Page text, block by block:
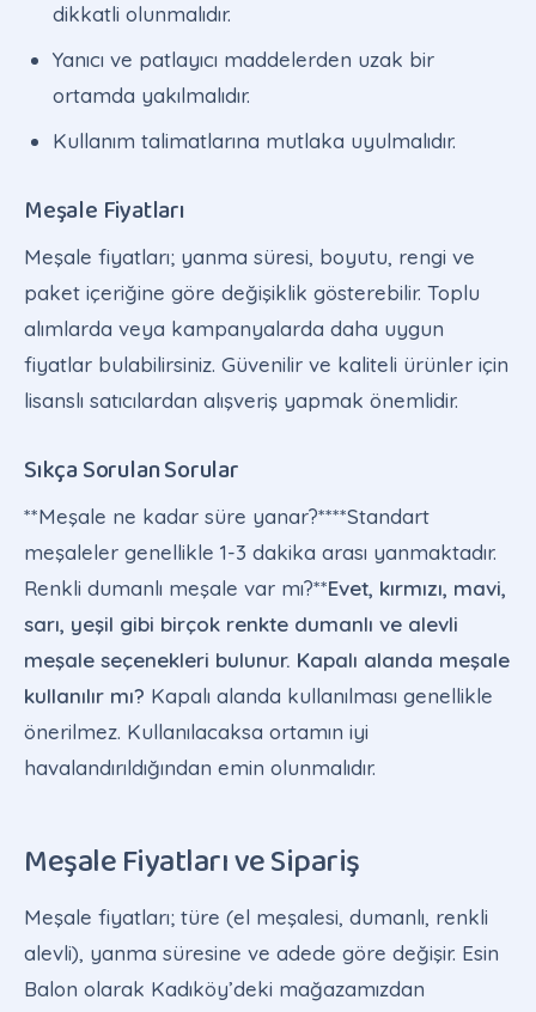
dikkatli olunmalıdır.
Yanıcı ve patlayıcı maddelerden uzak bir
ortamda yakılmalıdır.
Kullanım talimatlarına mutlaka uyulmalıdır.
Meşale Fiyatları
Meşale fiyatları; yanma süresi, boyutu, rengi ve
paket içeriğine göre değişiklik gösterebilir. Toplu
alımlarda veya kampanyalarda daha uygun
fiyatlar bulabilirsiniz. Güvenilir ve kaliteli ürünler için
lisanslı satıcılardan alışveriş yapmak önemlidir.
Sıkça Sorulan Sorular
**Meşale ne kadar süre yanar?****Standart
meşaleler genellikle 1-3 dakika arası yanmaktadır.
Renkli dumanlı meşale var mı?**Evet, kırmızı, mavi,
sarı, yeşil gibi birçok renkte dumanlı ve alevli
meşale seçenekleri bulunur. Kapalı alanda meşale
kullanılır mı? Kapalı alanda kullanılması genellikle
önerilmez. Kullanılacaksa ortamın iyi
havalandırıldığından emin olunmalıdır.
Meşale Fiyatları ve Sipariş
Meşale fiyatları; türe (el meşalesi, dumanlı, renkli
alevli), yanma süresine ve adede göre değişir. Esin
Balon olarak Kadıköy’deki mağazamızdan